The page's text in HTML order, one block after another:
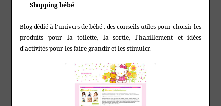
Shopping bébé
Blog dédié à l'univers de bébé : des conseils utiles pour choisir les
produits pour la toilette, la sortie, l'habillement et idées
d'activités pour les faire grandir et les stimuler.